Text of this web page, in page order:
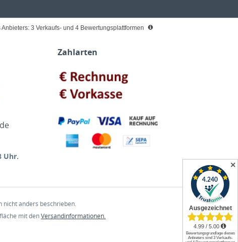
✕
3 Verkaufs- und 4 Bewertungsplattformen
Uhr.
Zahlarten
nicht anders beschrieben.
mit denVersandinformationen.